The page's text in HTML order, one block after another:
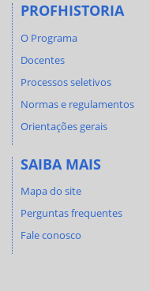
PROFHISTORIA
O Programa
Docentes
Processos seletivos
Normas e regulamentos
Orientações gerais
SAIBA MAIS
Mapa do site
Perguntas frequentes
Fale conosco